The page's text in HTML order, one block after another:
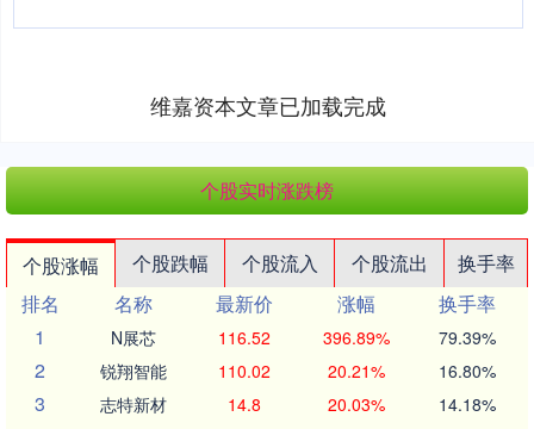
维嘉资本文章已加载完成
个股实时涨跌榜
个股涨幅 个股跌幅 个股流入 个股流出
换手率
排名
名称 最新价 涨幅
换手率
1
N展芯 116.52 396.89% 79.39%
2 锐翔智能 110.02 20.21% 16.80%
3 志特新材 14.8 20.03% 14.18%